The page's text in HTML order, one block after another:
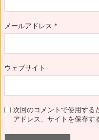
メールアドレス *
ウェブサイト
次回のコメントで使用する
アドレス、サイトを保存す